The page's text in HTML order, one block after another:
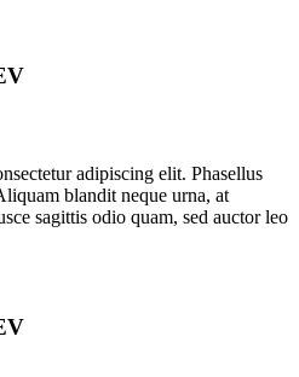
adipiscing elit. Phasellus
blandit neque urna, at
sagittis odio quam, sed auctor leo